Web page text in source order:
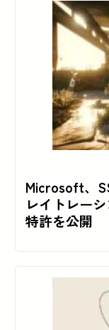
Microsoft、
レイトレー
特許を公開